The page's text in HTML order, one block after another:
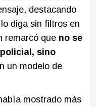
destacando
diga sin filtros en
remarcó que no se
sino
un modelo de
mostrado más